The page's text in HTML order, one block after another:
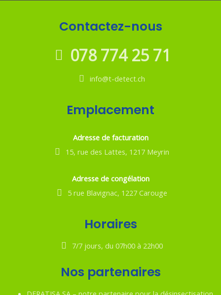
Contactez-nous
078 774 25 71
info@t-detect.ch
Emplacement
Adresse de facturation
15, rue des Lattes, 1217 Meyrin
Adresse de congélation
5 rue Blavignac, 1227 Carouge
Horaires
7/7 jours, du 07h00 à 22h00
Nos partenaires